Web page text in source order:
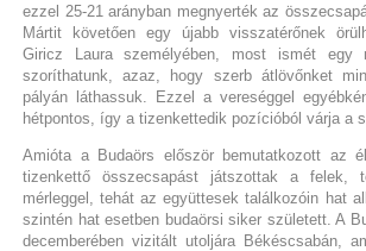
ezzel 25-21 arányban megnyerték az
Mártit követően egy újabb visszatérőnek
Giricz Laura személyében, most ismét egy
szoríthatunk, azaz, hogy szerb átlövőnket
pályán láthassuk. Ezzel a vereséggel
hétpontos, így a tizenkettedik pozícióból várja a
Amióta a Budaörs először bemutatkozott az
tizenkettő összecsapást játszottak a felek,
mérleggel, tehát az együttesek találkozóin hat
szintén hat esetben budaörsi siker született. A
decemberében vizitált utoljára Békéscsabán,